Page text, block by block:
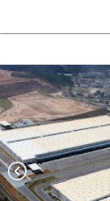
chevron_left